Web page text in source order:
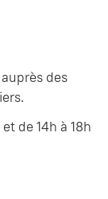
des
de 14h à 18h